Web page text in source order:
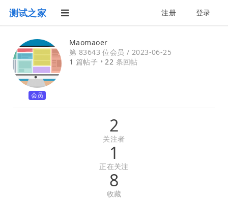
测试之家 注册 登录
会员
Maomaoer
第 83643 位会员 / 2023-06-25
1 篇帖子 •22 条回帖
2
关注者
1
正在关注
8
收藏